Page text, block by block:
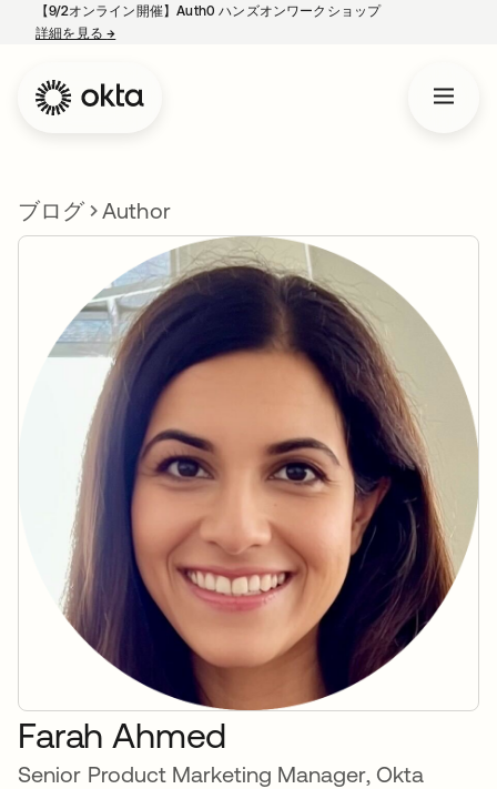
【9/2オンライン開催】Auth0 ハンズオンワークショップ
詳細を見る→
ブログ Author
Farah Ahmed
Senior Product Marketing Manager, Okta